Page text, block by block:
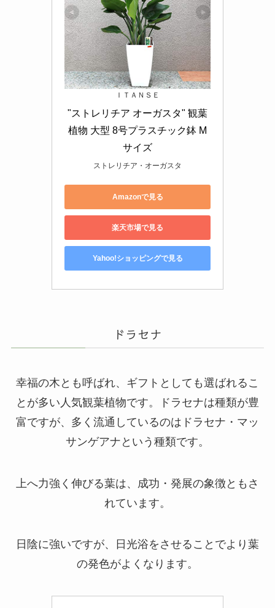
ＩＴＡＮＳＥ
"ストレリチア オーガスタ" 観葉
植物 大型 8号プラスチック鉢 M
サイズ
ストレリチア・オーガスタ
Amazonで見る
楽天市場で見る
Yahoo!ショッピングで見る
ドラセナ
幸福の木とも呼ばれ、ギフトとしても選ばれるこ
とが多い人気観葉植物です。ドラセナは種類が豊
富ですが、多く流通しているのはドラセナ・マッ
サンゲアナという種類です。
上へ力強く伸びる葉は、成功・発展の象徴ともさ
れています。
日陰に強いですが、日光浴をさせることでより葉
の発色がよくなります。